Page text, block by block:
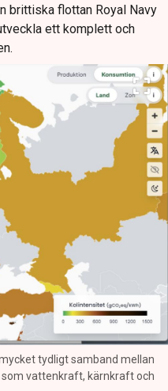
brittiska flottan Royal Navy
ett komplett och
tydligt samband mellan
vattenkraft, kärnkraft och